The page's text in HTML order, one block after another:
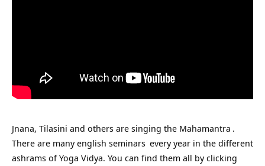
Jnana, Tilasini and others are singing the Mahamantra .
There are manyenglish seminars every year in the different
ashrams of Yoga Vidya. You can find them all by clicking